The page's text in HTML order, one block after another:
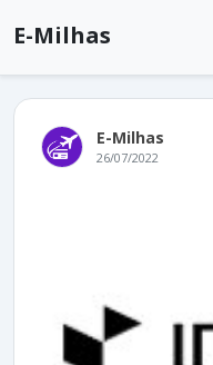
E-Milhas
E-Milhas
26/07/2022